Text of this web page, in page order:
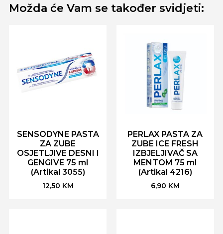
Možda će Vam se također svidjeti:
SENSODYNE PASTA
ZA ZUBE
OSJETLJIVE DESNI I
GENGIVE 75 ml
(Artikal 3055)
12,50 KM
PERLAX PASTA ZA
ZUBE ICE FRESH
IZBJELJIVAČ SA
MENTOM 75 ml
(Artikal 4216)
6,90 KM